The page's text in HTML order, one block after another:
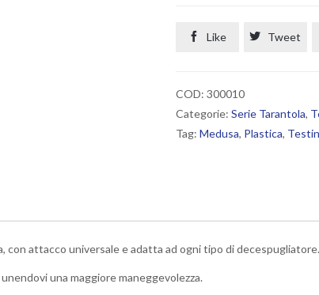
 Like  Tweet
COD: 300010
Categorie: Serie Tarantola,
Tag: Medusa, Plastica,
con attacco universale e adatta ad ogni tipo di decespugliatore.
una maggiore maneggevolezza.